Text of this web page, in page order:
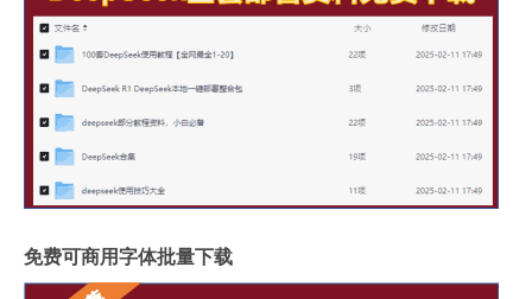
免费可商用字体批量下载